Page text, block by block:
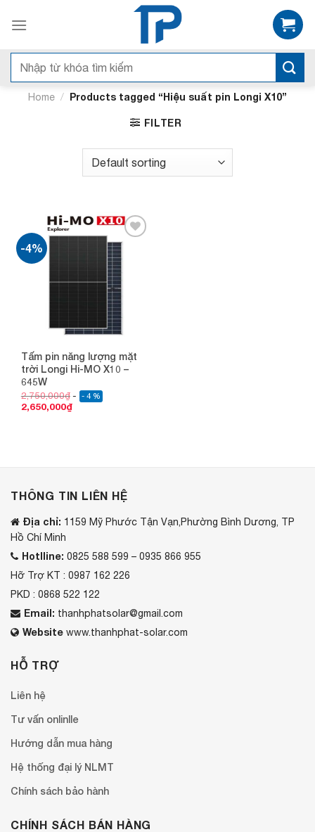
qua
dungSearch
Home / Products tagged “Hiệu suất pin Longi X10”
FILTER
-4%
Add to
wishlist
Tấm pin năng lượng mặt
trời Longi Hi-MO X10 –
645W
2,750,000₫ - 4 %
2,650,000₫
THÔNG TIN LIÊN HỆ
Địa chỉ: 1159 Mỹ Phước Tận Vạn,Phường Bình Dương, TP
Hồ Chí Minh
Hotlline: 0825 588 599 – 0935 866 955
Hỡ Trợ KT : 0987 162 226
PKD : 0868 522 122
Email: thanhphatsolar@gmail.com
Website www.thanhphat-solar.com
HỖ TRỢ
Liên hệ
Tư vấn onlinlle
Hướng dẫn mua hàng
Hệ thống đại lý NLMT
Chính sách bảo hành
CHÍNH SÁCH BÁN HÀNG